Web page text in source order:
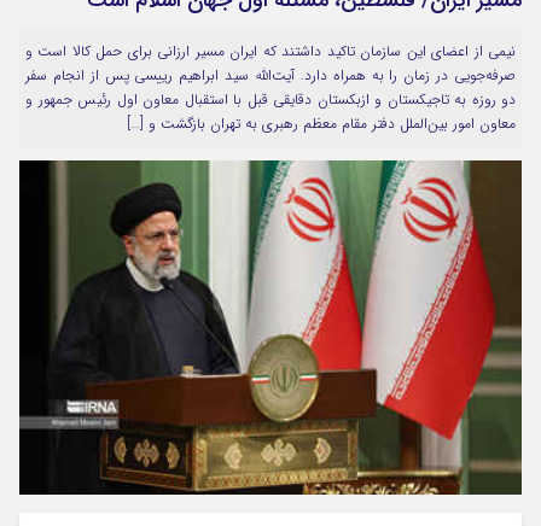
مرا به خاطر بسپار
نیمی از اعضای این سازمان تاکید داشتند که ایران مسیر ارزانی برای حمل کالا است و
صرفه‌جویی در زمان را به همراه دارد. آیت‌الله سید ابراهیم رییسی پس از انجام سفر
دو روزه به تاجیکستان و ازبکستان دقایقی قبل با استقبال معاون اول رئیس جمهور و
معاون امور بین‌الملل دفتر مقام معظم رهبری به تهران بازگشت و […]